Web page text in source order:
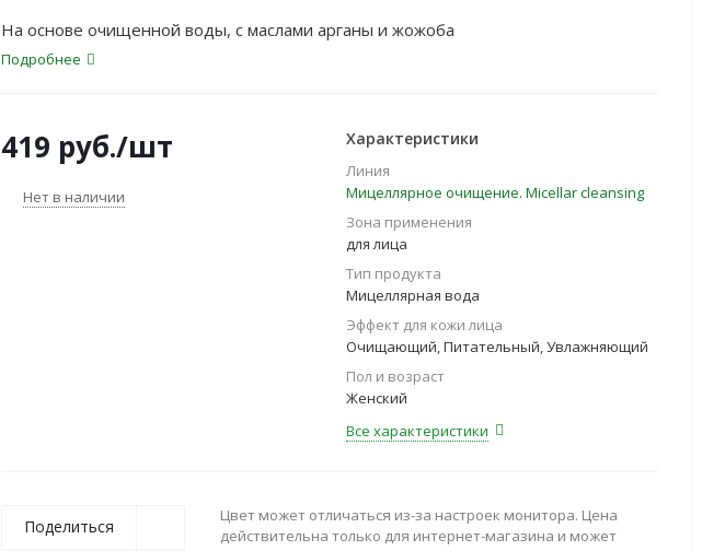
На основе очищенной воды, с маслами арганы и жожоба
Подробнее
419 руб./шт
Нет в наличии
Характеристики
Линия
Мицеллярное очищение. Micellar cleansing
Зона применения
для лица
Тип продукта
Мицеллярная вода
Эффект для кожи лица
Очищающий, Питательный, Увлажняющий
Пол и возраст
Женский
Все характеристики
Поделиться
Цвет может отличаться из-за настроек монитора. Цена
действительна только для интернет-магазина и может